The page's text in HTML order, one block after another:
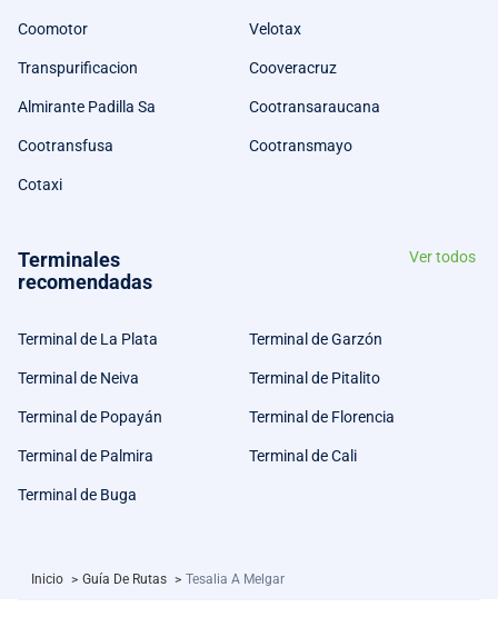
Coomotor Velotax
Transpurificacion Cooveracruz
Almirante Padilla Sa Cootransaraucana
Cootransfusa Cootransmayo
Cotaxi
Terminales
recomendadas
Ver todos
Terminal de La Plata Terminal de Garzón
Terminal de Neiva Terminal de Pitalito
Terminal de Popayán Terminal de Florencia
Terminal de Palmira Terminal de Cali
Terminal de Buga
Inicio > Guía De Rutas > Tesalia A Melgar